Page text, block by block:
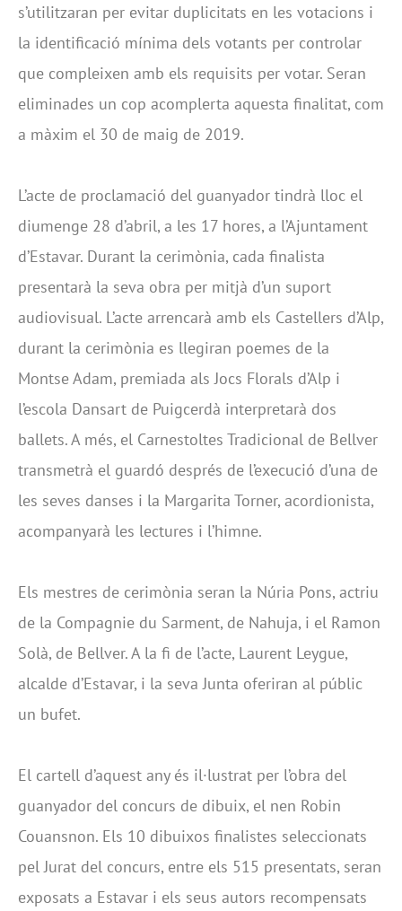
s’utilitzaran per evitar duplicitats en les votacions i
la identificació mínima dels votants per controlar
que compleixen amb els requisits per votar. Seran
eliminades un cop acomplerta aquesta finalitat, com
a màxim el 30 de maig de 2019.
L’acte de proclamació del guanyador tindrà lloc el
diumenge 28 d’abril, a les 17 hores, a l’Ajuntament
d’Estavar. Durant la cerimònia, cada finalista
presentarà la seva obra per mitjà d’un suport
audiovisual. L’acte arrencarà amb els Castellers d’Alp,
durant la cerimònia es llegiran poemes de la
Montse Adam, premiada als Jocs Florals d’Alp i
l’escola Dansart de Puigcerdà interpretarà dos
ballets. A més, el Carnestoltes Tradicional de Bellver
transmetrà el guardó després de l’execució d’una de
les seves danses i la Margarita Torner, acordionista,
acompanyarà les lectures i l’himne.
Els mestres de cerimònia seran la Núria Pons, actriu
de la Compagnie du Sarment, de Nahuja, i el Ramon
Solà, de Bellver. A la fi de l’acte, Laurent Leygue,
alcalde d’Estavar, i la seva Junta oferiran al públic
un bufet.
El cartell d’aquest any és il·lustrat per l’obra del
guanyador del concurs de dibuix, el nen Robin
Couansnon. Els 10 dibuixos finalistes seleccionats
pel Jurat del concurs, entre els 515 presentats, seran
exposats a Estavar i els seus autors recompensats